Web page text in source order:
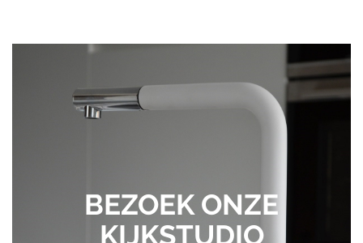
BEZOEK ONZE
KIJKSTUDIO